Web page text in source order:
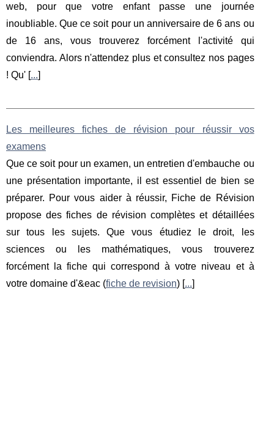
web, pour que votre enfant passe une journée
inoubliable. Que ce soit pour un anniversaire de 6 ans ou
de 16 ans, vous trouverez forcément l'activité qui
conviendra. Alors n'attendez plus et consultez nos pages
! Qu' [...]
Les meilleures fiches de révision pour réussir vos
examens
Que ce soit pour un examen, un entretien d'embauche ou
une présentation importante, il est essentiel de bien se
préparer. Pour vous aider à réussir, Fiche de Révision
propose des fiches de révision complètes et détaillées
sur tous les sujets. Que vous étudiez le droit, les
sciences ou les mathématiques, vous trouverez
forcément la fiche qui correspond à votre niveau et à
votre domaine d'&eac (fiche de revision) [...]